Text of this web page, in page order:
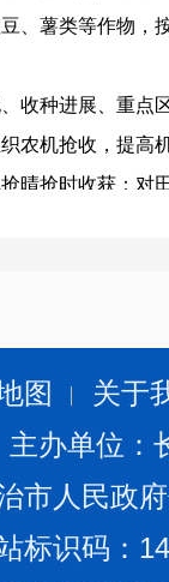
、薯类等作物，
收种进展、重点
农机抢收，提高
晴抢时收获；对
地块，调用机械
进地创造条件；
。
图
关于
办单位
市人民政
标识码：